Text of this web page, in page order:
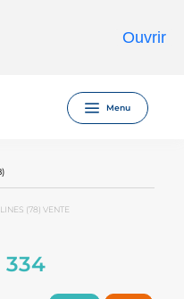
Ouvrir
Menu
(78) VENTE
334